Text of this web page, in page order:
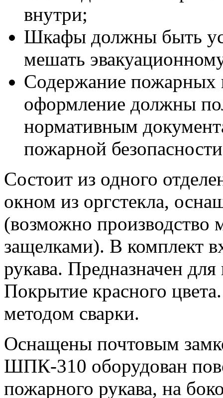
внутри;
Шкафы должны быть
мешать
Содержание
оформление должны
нормативным
пожарной
Состоит из одного
окном из оргстекла,
(возможно производство
защелками). В комплект
рукава. Предназначен
Покрытие красного
методом сварки.
Оснащены почтовым
ШПК-310 оборудован
пожарного рукава, на